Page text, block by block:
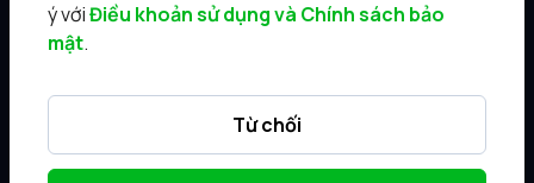
Ngân hàng đầu tư
Điều khoản sử dụng
Vietcap Trading
ý vớiĐiều khoản sử dụng và Chính sách bảo
mật.
Từ chối